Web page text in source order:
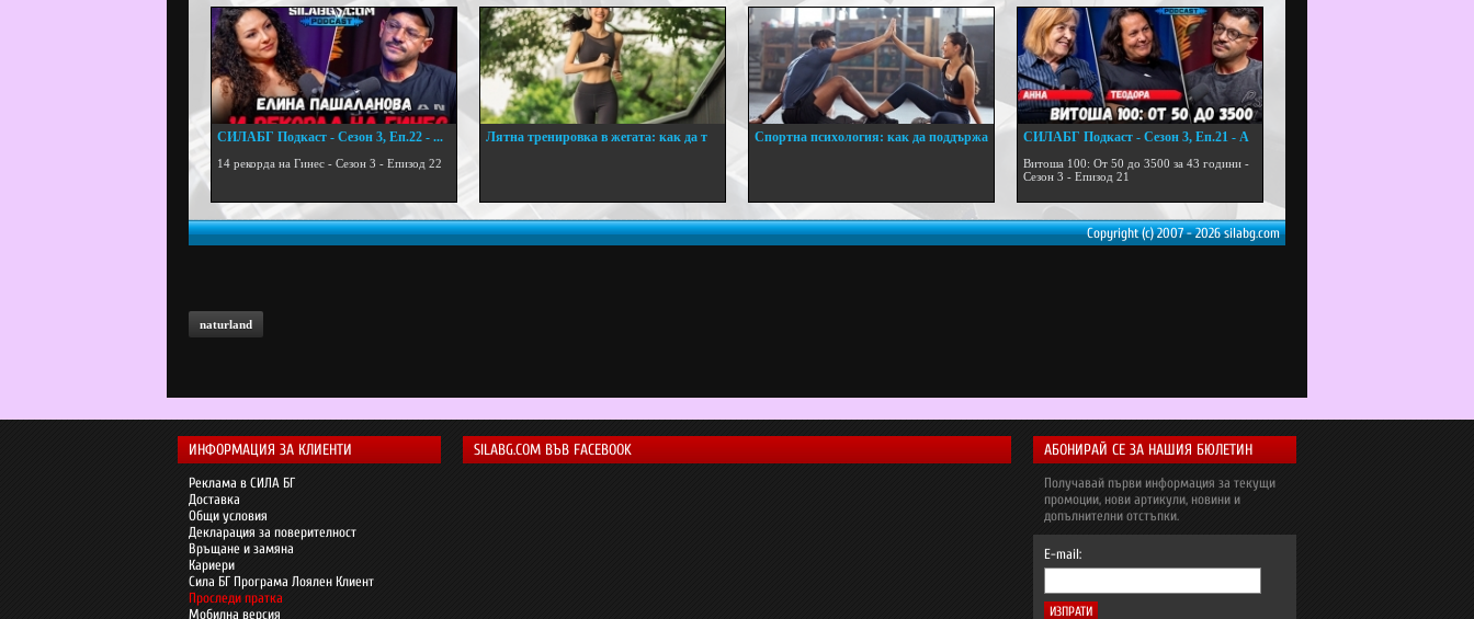
СИЛАБГ Подкаст - Сезон 3, Еп.22 - ...
14 рекорда на Гинес - Сезон 3 - Епизод 22
Лятна тренировка в жегата: как да т
Спортна психология: как да поддържа
СИЛАБГ Подкаст - Сезон 3, Еп.21 - А
Витоша 100: От 50 до 3500 за 43 години -
Сезон 3 - Епизод 21
Copyright (c) 2007 - 2026 silabg.com
naturland
ИНФОРМАЦИЯ ЗА КЛИЕНТИ
Реклама в СИЛА БГ
Доставка
Общи условия
Декларация за поверителност
Връщане и замяна
Кариери
Сила БГ Програма Лоялен Клиент
Проследи пратка
Мобилна версия
SILABG.COM ВЪВ FACEBOOK АБОНИРАЙ СЕ ЗА НАШИЯ БЮЛЕТИН
Получавай първи информация за текущи
промоции, нови артикули, новини и
допълнителни отстъпки.
E-mail: